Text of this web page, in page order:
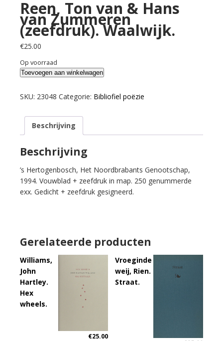
Reen, Ton van & Hans
van Zummeren
(zeefdruk). Waalwijk.
€25.00
Op voorraad
Reen,
van
Hans
Zummeren
(zeefdruk).
aantal
Toevoegen aan winkelwagen
SKU: 23048 Categorie: Bibliofiel poëzie
Beschrijving
Beschrijving
’s Hertogenbosch, Het Noordbrabants Genootschap,
1994. Vouwblad + zeefdruk in map. 250 genummerde
exx. Gedicht + zeefdruk gesigneerd.
Gerelateerde producten
Williams,
John
Hartley.
Hex
wheels.
€25.00
Vroeginde
weij, Rien.
Straat.